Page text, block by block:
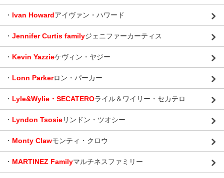
・ Ivan Howardアイヴァン・ハワード
・ Jennifer Curtis familyジェニファーカーティス
・ Kevin Yazzieケヴィン・ヤジー
・ Lonn Parkerロン・パーカー
・ Lyle&Wylie・SECATEROライル＆ワイリー・セカテロ
・ Lyndon Tsosieリンドン・ツオシー
・ Monty Clawモンティ・クロウ
・ MARTINEZ Familyマルチネスファミリー